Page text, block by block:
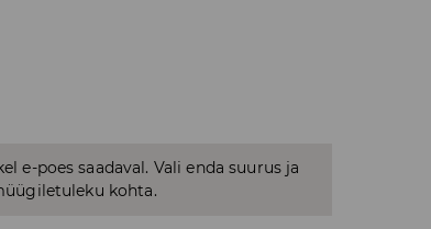
e-poes saadaval. Vali enda suurus ja
kohta.